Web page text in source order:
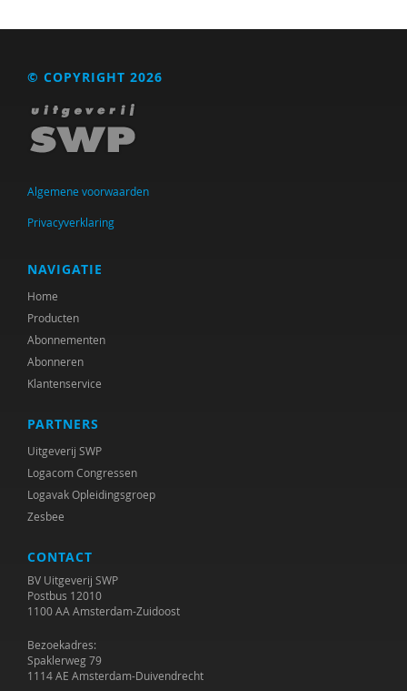
© COPYRIGHT 2026
Algemene voorwaarden
Privacyverklaring
NAVIGATIE
Home
Producten
Abonnementen
Abonneren
Klantenservice
PARTNERS
Uitgeverij SWP
Logacom Congressen
Logavak Opleidingsgroep
Zesbee
CONTACT
BV Uitgeverij SWP
Postbus 12010
1100 AA Amsterdam-Zuidoost
Bezoekadres:
Spaklerweg 79
1114 AE Amsterdam-Duivendrecht